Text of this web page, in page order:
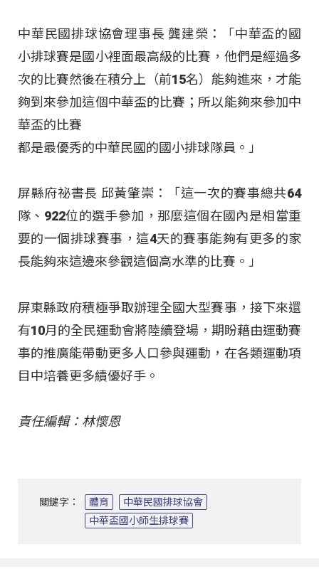
中華民國排球協會理事長 龔建榮：「中華盃的國
小排球賽是國小裡面最高級的比賽，他們是經過多
次的比賽然後在積分上（前15名）能夠進來，才能
夠到來參加這個中華盃的比賽；所以能夠來參加中
華盃的比賽
都是最優秀的中華民國的國小排球隊員。」
屏縣府祕書長 邱黃肇崇：「這一次的賽事總共64
隊、922位的選手參加，那麼這個在國內是相當重
要的一個排球賽事，這4天的賽事能夠有更多的家
長能夠來這邊來參觀這個高水準的比賽。」
屏東縣政府積極爭取辦理全國大型賽事，接下來還
有10月的全民運動會將陸續登場，期盼藉由運動賽
事的推廣能帶動更多人口參與運動，在各類運動項
目中培養更多績優好手。
責任編輯：林懷恩
關鍵字： 體育
中華民國排球協會
中華盃國小師生排球賽